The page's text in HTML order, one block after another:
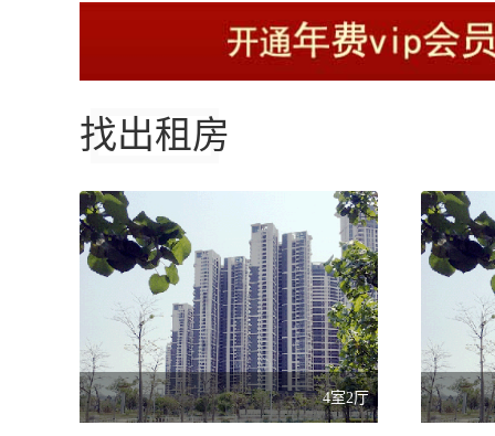
找出租房
4室2厅